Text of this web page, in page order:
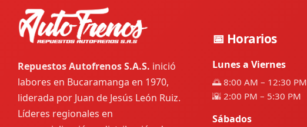
Repuestos Autofrenos S.A.S. inició
labores en Bucaramanga en 1970,
liderada por Juan de Jesús León Ruiz.
Líderes regionales en
📅 Horarios
Lunes a Viernes
🌅 8:00 AM – 12:30 PM
🌇 2:00 PM – 5:30 PM
Sábados